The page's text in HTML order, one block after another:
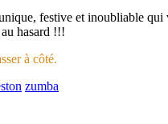
festive et inoubliable
hasard !!!
à côté.
zumba